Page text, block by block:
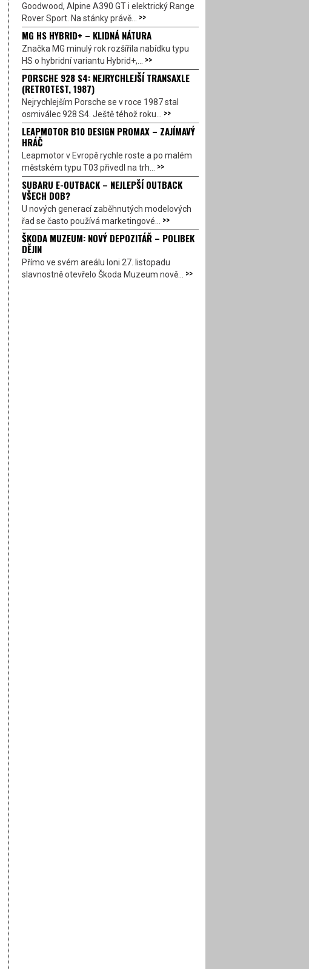
Goodwood, Alpine A390 GT i elektrický Range
Rover Sport. Na stánky právě... >>
MG HS HYBRID+ – KLIDNÁ NÁTURA
Značka MG minulý rok rozšířila nabídku typu
HS o hybridní variantu Hybrid+,... >>
PORSCHE 928 S4: NEJRYCHLEJŠÍ TRANSAXLE
(RETROTEST, 1987)
Nejrychlejším Porsche se v roce 1987 stal
osmiválec 928 S4. Ještě téhož roku... >>
LEAPMOTOR B10 DESIGN PROMAX – ZAJÍMAVÝ
HRÁČ
Leapmotor v Evropě rychle roste a po malém
městském typu T03 přivedl na trh... >>
SUBARU E-OUTBACK – NEJLEPŠÍ OUTBACK
VŠECH DOB?
U nových generací zaběhnutých modelových
řad se často používá marketingové... >>
ŠKODA MUZEUM: NOVÝ DEPOZITÁŘ – POLIBEK
DĚJIN
Přímo ve svém areálu loni 27. listopadu
slavnostně otevřelo Škoda Muzeum nově... >>